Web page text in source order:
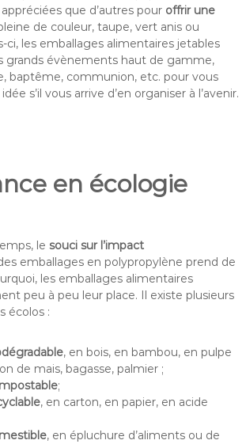
que d’autres pour offrir une
de couleur, taupe, vert anis ou
ci, les emballages alimentaires jetables
grands évènements haut de gamme,
baptême, communion, etc. pour vous
s’il vous arrive d’en organiser à l’avenir.
en écologie
le souci sur l’impact
emballages en polypropylène prend de
les emballages alimentaires
peu à peu leur place. Il existe plusieurs
écolos :
, en bois, en bambou, en pulpe
de mais, bagasse, palmier ;
;
, en carton, en papier, en acide
, en épluchure d’aliments ou de